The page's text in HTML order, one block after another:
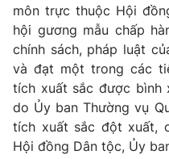
Liên hệ quảng cáo: 024-
môn trực thuộc Hội
hội gương mẫu chấp
chính sách, pháp luật
và đạt một trong các
tích xuất sắc được bình
do Ủy ban Thường vụ
tích xuất sắc đột xuất,
Hội đồng Dân tộc, Ủy